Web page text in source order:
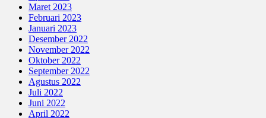
Maret 2023
Februari 2023
Januari 2023
Desember 2022
November 2022
Oktober 2022
September 2022
Agustus 2022
Juli 2022
Juni 2022
April 2022